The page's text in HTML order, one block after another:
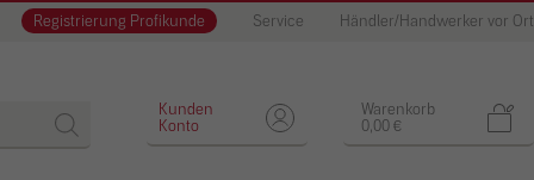
Registrierung Profikunde Service Händler/Handwerker vor Ort
Warenkorb
0,00 €
Kunden
Konto
Designputz